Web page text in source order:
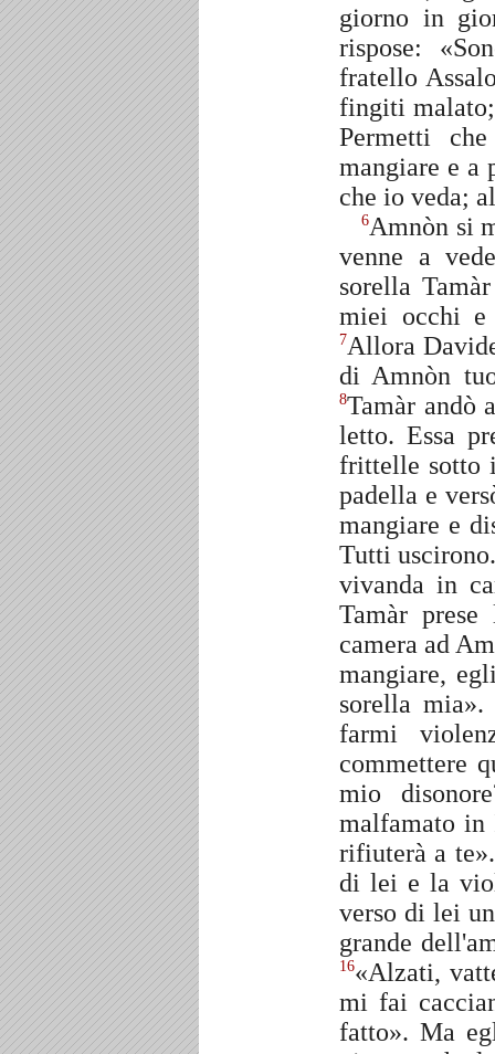
giorno in
rispose:
fratello
fingiti
Permetti
mangiare e a
che io veda;
6Amnòn si
venne a
sorella
miei occhi e
7Allora
di Amnòn
8Tamàr andò
letto. Essa
frittelle sotto
padella e
mangiare e
Tutti
vivanda in
Tamàr
camera ad
mangiare,
sorella
farmi
commettere
mio
malfamato in
rifiuterà a
di lei e la
verso di lei
grande
16«Alzati,
mi fai
fatto». Ma